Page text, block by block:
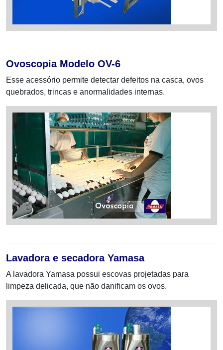
Ovoscopia Modelo OV-6
Esse acessório permite detectar defeitos na casca, ovos
quebrados, trincas e anormalidades internas.
Lavadora e secadora Yamasa
A lavadora Yamasa possui escovas projetadas para
limpeza delicada, que não danificam os ovos.